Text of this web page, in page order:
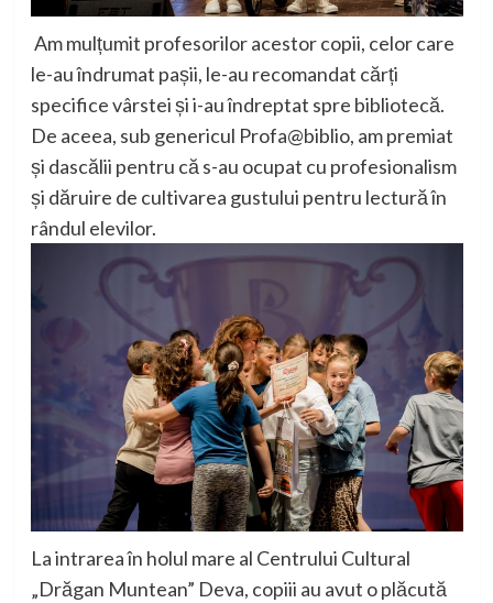
Am mulțumit profesorilor acestor copii, celorcare
le-au îndrumat pașii, le-au recomandat cărți
specifice vârstei și i-au îndreptat spre bibliotecă.
De aceea, sub genericul Profa@biblio, am premiat
și dascălii pentru că s-au ocupat cu profesionalism
și dăruire de cultivarea gustului pentru lectură în
rândul elevilor.
La intrarea în holul mare al Centrului Cultural
„Drăgan Muntean” Deva, copiii au avut o plăcută